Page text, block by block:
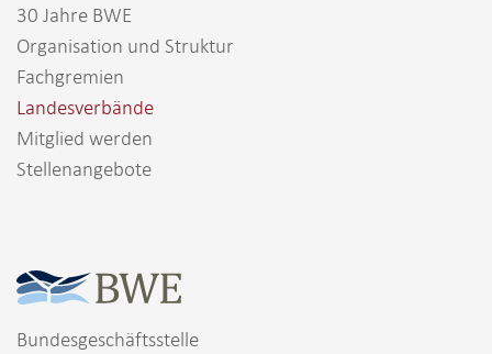
30 Jahre BWE
Organisation und Struktur
Fachgremien
Landesverbände
Mitglied werden
Stellenangebote
Bundesgeschäftsstelle